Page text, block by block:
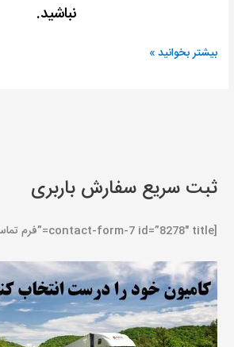
نباشید.
بیشتر بخوانید »
ثبت سریع سفارش باربری
[contact-form-7 id=”8278″ title=”فرم تماس 1″]